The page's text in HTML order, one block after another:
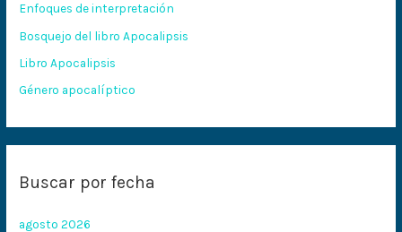
o
r
:
Enfoques de interpretación
Bosquejo del libro Apocalipsis
Libro Apocalipsis
Género apocalíptico
Buscar por fecha
agosto 2026